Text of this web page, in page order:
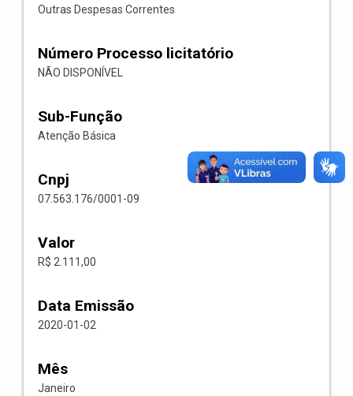
Outras Despesas Correntes
Número Processo licitatório
NÃO DISPONÍVEL
Sub-Função
Atenção Básica
Cnpj
07.563.176/0001-09
Valor
R$ 2.111,00
Data Emissão
2020-01-02
Mês
Janeiro